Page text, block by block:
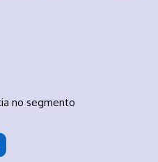
no segmento